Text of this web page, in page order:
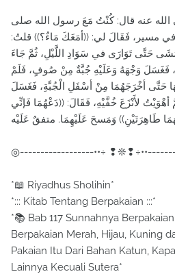
عنه قال: كُنْتُ مَعَ رسول الله صلى
في مسير، فَقَالَ لي: ((أمَعَكَ مَاءٌ؟)) قلتُ:
حَتَّى تَوَارَى في سَوَادِ اللَّيْلِ، ثُمَّ جَاءَ
فَغَسَلَ وَجْهَهُ وَعَلَيْهِ جُبَّةٌ مِنْ صُوفٍ، فَلَمْ
حَتَّى أخْرَجَهُمَا مِنْ أسْفَلِ الْجُبَّةِ، فَغَسَلَ
لأَنْزَعَ خُفَّيْهِ، فَقَالَ: ((دَعْهُمَا فَإنِّي
طَاهِرَتَيْنِ)) وَمَسحَ عَلَيْهِمَا. متفقٌ عَلَيْه
◎------------------••÷
*📖 Riyadhus Sholihin*
*::: Kitab Tentang Berpakaian :::*
*📚 Bab 117 Sunnahnya
Berpakaian Merah, Hijau, Kuning
Pakaian Itu Dari Bahan Katun,
Lainnya Kecuali Sutera*